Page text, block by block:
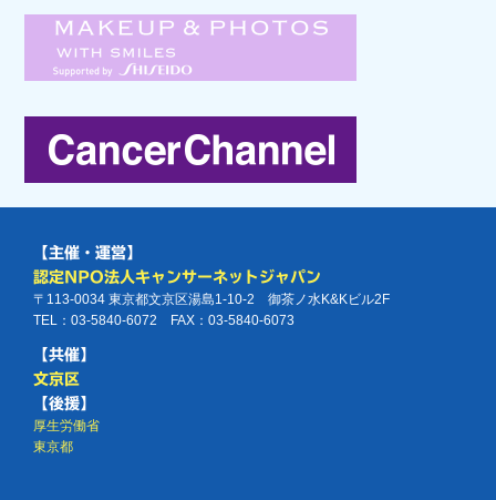
【主催・運営】
認定NPO法人キャンサーネットジャパン
〒113-0034 東京都文京区湯島1-10-2 御茶ノ水K&Kビル2F
TEL：03-5840-6072 FAX：03-5840-6073
【共催】
文京区
【後援】
厚生労働省
東京都